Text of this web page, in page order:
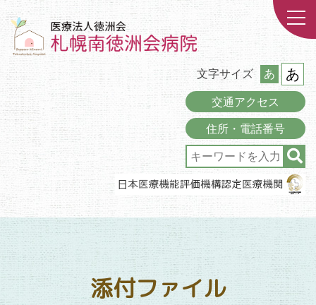
文字サイズ あ あ
交通アクセス
住所・電話番号
添付ファイル